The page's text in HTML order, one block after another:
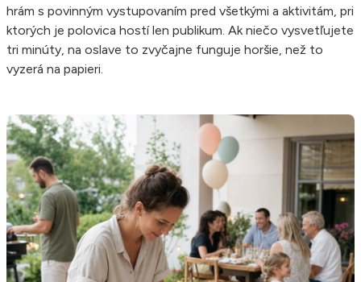
hrám s povinným vystupovaním pred všetkými a aktivitám, pri
ktorých je polovica hostí len publikum. Ak niečo vysvetľujete
tri minúty, na oslave to zvyčajne funguje horšie, než to
vyzerá na papieri.